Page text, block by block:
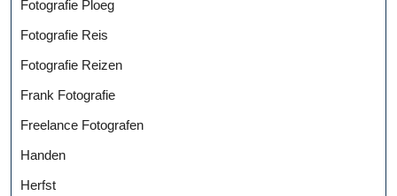
Fotografie Ploeg
Fotografie Reis
Fotografie Reizen
Frank Fotografie
Freelance Fotografen
Handen
Herfst